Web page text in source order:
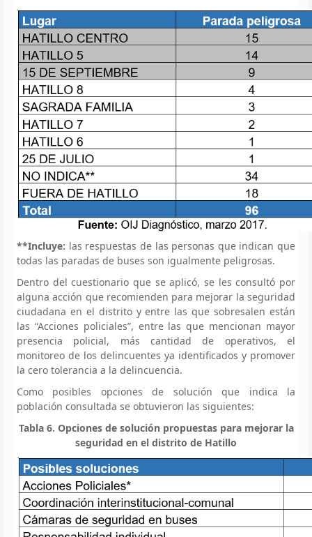
**Incluye: las respuestas de las personas que indican que
todas las paradas de buses son igualmente peligrosas.
Dentro del cuestionario que se aplicó, se les consultó por
alguna acción que recomienden para mejorar la seguridad
ciudadana en el distrito y entre las que sobresalen están
las “Acciones policiales”, entre las que mencionan mayor
presencia policial, más cantidad de operativos, el
monitoreo de los delincuentes ya identificados y promover
la cero tolerancia a la delincuencia.
Como posibles opciones de solución que indica la
población consultada se obtuvieron las siguientes:
Tabla 6. Opciones de solución propuestas para mejorar la
seguridad en el distrito de Hatillo